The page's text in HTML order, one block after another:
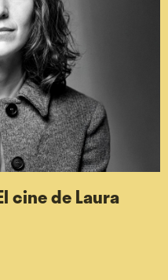
cine de Laura